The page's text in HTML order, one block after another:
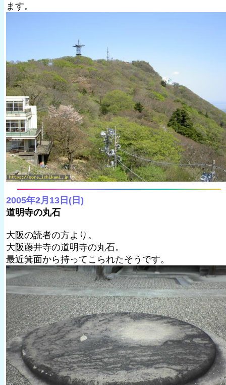
ます。
2005年2月13日(日)
道明寺の丸石
大阪の読者の方より。
大阪藤井寺の道明寺の丸石。
最近箕面から持ってこられたそうです。